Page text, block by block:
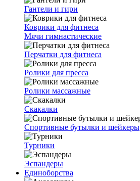
Гантели и гири
Коврики для фитнеса
Мячи гимнастические
Перчатки для фитнеса
Ролики для пресса
Ролики массажные
Скакалки
Спортивные бутылки и шейкеры
Турники
Эспандеры
Единоборства